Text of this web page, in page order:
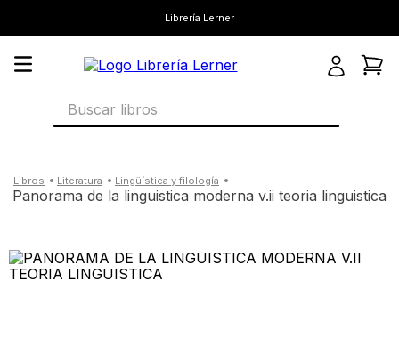
Librería Lerner
Buscar libros
literatura lingüística y filología
panorama de la linguistica moderna v.ii teoria linguistica